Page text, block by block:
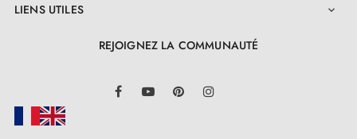
LIENS UTILES 
REJOIGNEZ LA COMMUNAUTÉ
FacebookYouTube Pinterest